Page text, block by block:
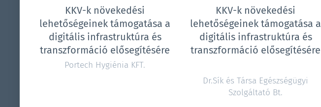
KKV-k növekedési
lehetőségeinek támogatása a
digitális infrastruktúra és
transzformáció elősegítésére
Portech Hygiénia KFT.
KKV-k növekedési
lehetőségeinek támogatása a
digitális infrastruktúra és
transzformáció elősegítésére
Dr.Sík és Társa Egészségügyi
Szolgáltató Bt.